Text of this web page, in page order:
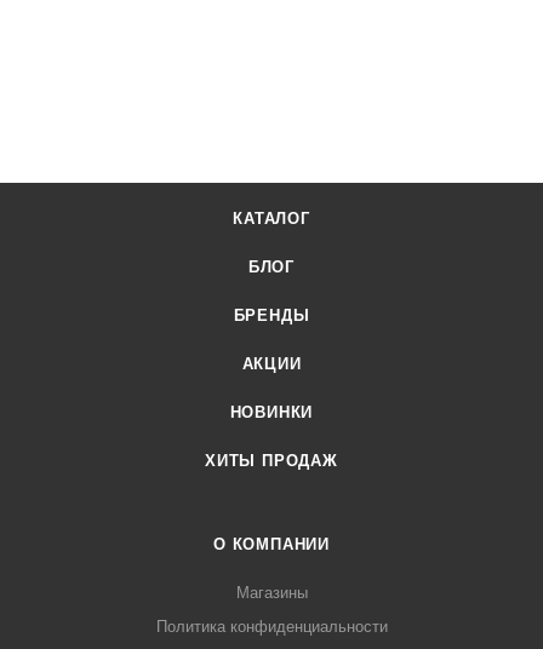
КАТАЛОГ
БЛОГ
БРЕНДЫ
АКЦИИ
НОВИНКИ
ХИТЫ ПРОДАЖ
О КОМПАНИИ
Магазины
Политика конфиденциальности